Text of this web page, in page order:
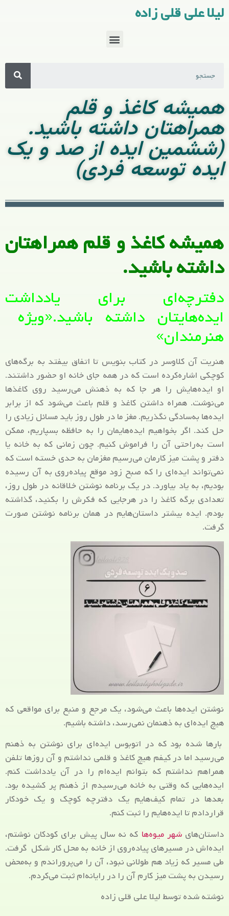
لیلا علی قلی زاده
همیشه کاغذ و قلم
همراهتان داشته باشید.
(ششمین ایده از صد و یک
ایده توسعه فردی)
همیشه کاغذ و قلم همراهتان
داشته باشید.
دفترچه‌ای برای یادداشت
ایده‌هایتان داشته باشید.«ویژه
هنرمندان»
هنریت آن کلاوسر در کتاب بنویس تا اتفاق بیفتد به برگه‌های
کوچکی اشاره‌کرده است که در همه جای خانه او حضور داشتند.
او ایده‌هایش را هر جا که به ذهنش می‌رسید روی کاغذها
می‌نوشت. همراه داشتن کاغذ و قلم باعث می‌شود که از برابر
ایده‌ها به‌سادگی نگذریم. مغز ما در طول روز باید مسائل زیادی را
حل کند. اگر بخواهیم ایده‌هایمان را به حافظه بسپاریم، ممکن
است به‌راحتی آن را فراموش کنیم. چون زمانی که به خانه یا
دفتر و پشت میز کارمان می‌رسیم مغزمان به حدی خسته است که
نمی‌تواند ایده‌ای را که صبح زود موقع پیاده‌روی به آن رسیده
بودیم، به یاد بیاورد. در یک برنامه نوشتن خلاقانه در طول روز،
تعدادی برگه کاغذ را در هرجایی که فکرش را بکنید، گذاشته
بودم. ایده بیشتر داستان‌هایم در همان برنامه نوشتن صورت
گرفت.
نوشتن ایده‌ها باعث می‌شود، یک مرجع و منبع برای مواقعی که
هیچ ایده‌ای به ذهنمان نمی‌رسد، داشته باشیم.
بارها شده بود که در اتوبوس ایده‌ای برای نوشتن به ذهنم
می‌رسید اما در کیفم هیچ کاغذ و قلمی نداشتم و آن روزها تلفن
همراهم نداشتم که بتوانم ایده‌ام را در آن یادداشت کنم.
ایده‌هایی که وقتی به خانه می‌رسیدم از ذهنم پر کشیده بود.
بعدها در تمام کیف‌هایم یک دفترچه کوچک و یک خودکار
قراردادم تا ایده‌هایم را ثبت کنم.
داستان‌هایشهر میوه‌ها که نه سال پیش برای کودکان نوشتم،
ایده‌اش در مسیرهای پیاده‌روی از خانه به محل کار شکل گرفت.
طی مسیر که زیاد هم طولانی نبود، آن را می‌پروراندم و به‌محض
رسیدن به پشت میز کارم آن را در رایانه‌ام ثبت می‌کردم.
نوشته شده توسط لیلا علی قلی زاده